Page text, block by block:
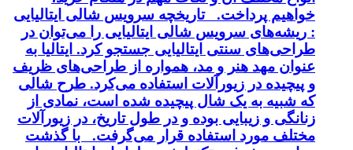
خواهیم پرداخت. تاریخچه سرویس شالی ایتالیایی
: ریشه‌های سرویس شالی ایتالیایی را می‌توان در
طراحی‌های سنتی ایتالیایی جستجو کرد. ایتالیا به
عنوان مهد هنر و مد، همواره از طراحی‌های ظریف
و پیچیده در زیورآلات استفاده می‌کرد. طرح شالی
که شبیه به یک شال پیچیده شده است، نمادی از
زنانگی و زیبایی بوده و در طول تاریخ، در زیورآلات
مختلف مورد استفاده قرار می‌گرفت. با گذشت